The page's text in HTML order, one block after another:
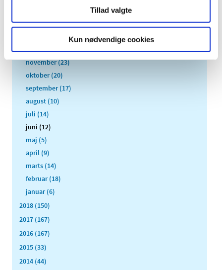
Tillad valgte
Kun nødvendige cookies
2020 (263)
december (11)
november (23)
oktober (20)
september (17)
august (10)
juli (14)
juni (12)
maj (5)
april (9)
marts (14)
februar (18)
januar (6)
2018 (150)
2017 (167)
2016 (167)
2015 (33)
2014 (44)